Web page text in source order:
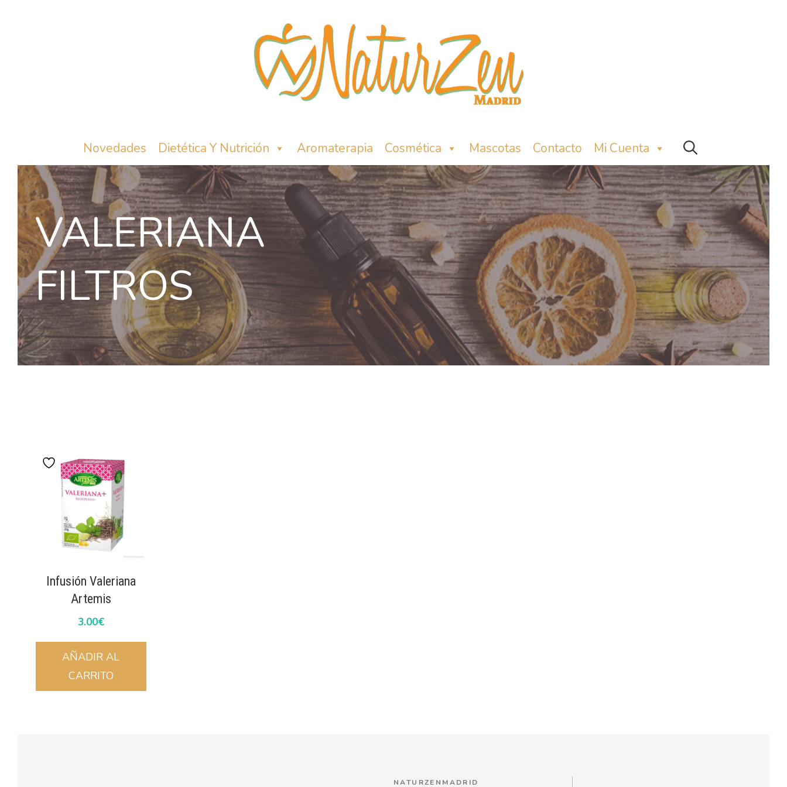
Novedades Dietética Y Nutrición Aromaterapia Cosmética Mascotas Contacto Mi Cuenta
VALERIANA
FILTROS
Infusión Valeriana
Artemis
3.00€
AÑADIR AL
CARRITO
NATURZENMADRID